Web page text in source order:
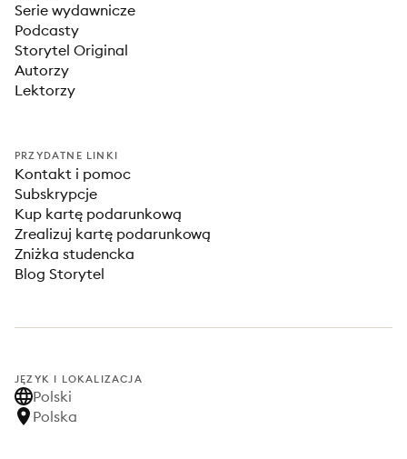
Serie wydawnicze
Podcasty
Storytel Original
Autorzy
Lektorzy
PRZYDATNE LINKI
Kontakt i pomoc
Subskrypcje
Kup kartę podarunkową
Zrealizuj kartę podarunkową
Zniżka studencka
Blog Storytel
JĘZYK I LOKALIZACJA
Polski
Polska